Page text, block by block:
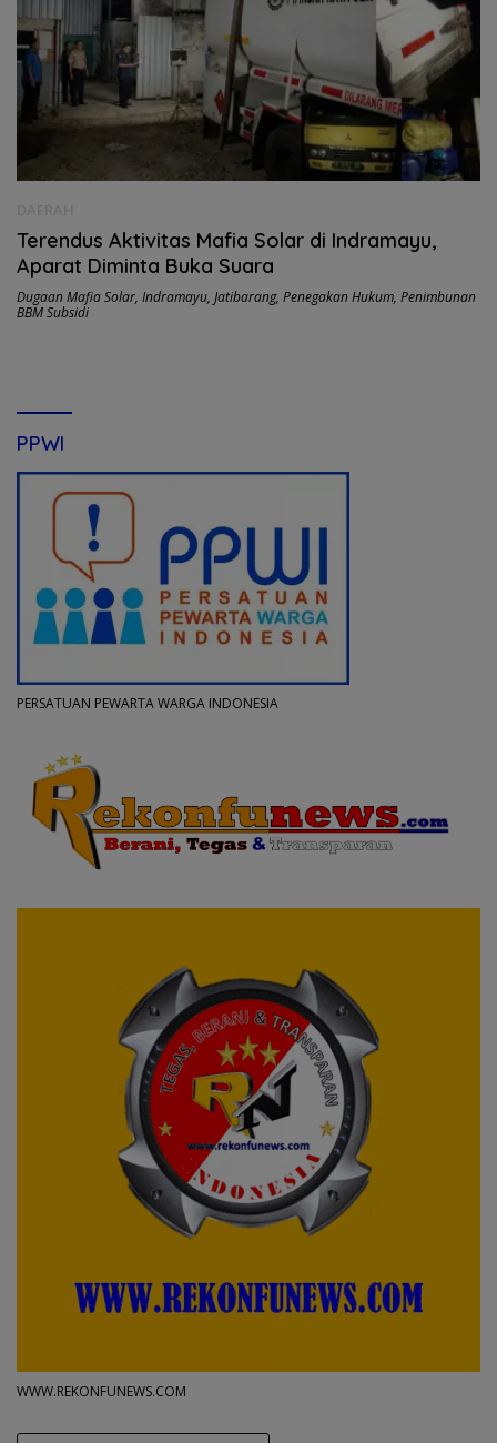
Terendus Aktivitas Mafia Solar di Indramayu,
Aparat Diminta Buka Suara
Dugaan Mafia Solar, Indramayu, Jatibarang, Penegakan Hukum, Penimbunan
BBM Subsidi
PPWI
PERSATUAN PEWARTA WARGA INDONESIA
WWW.REKONFUNEWS.COM